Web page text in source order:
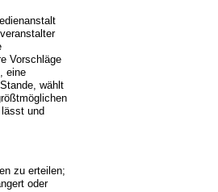
Vorschläge
eine
wählt
und
zu erteilen;
oder